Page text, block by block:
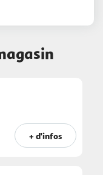
+ d'infos